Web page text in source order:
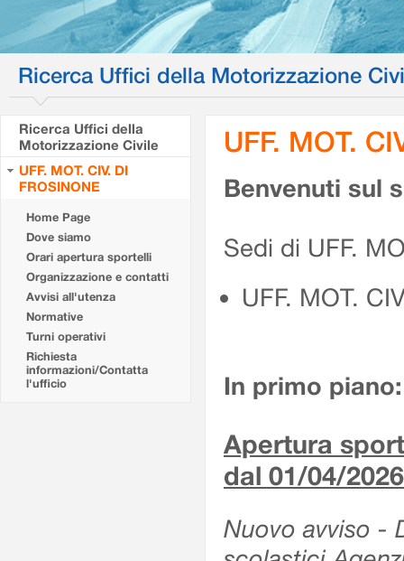
Ricerca Uffici della Motorizzazione
Ricerca Uffici della
Motorizzazione Civile
UFF. MOT. CIV. DI
FROSINONE
Home Page
Dove siamo
Orari apertura sportelli
Organizzazione e contatti
Avvisi all'utenza
Normative
Turni operativi
Richiesta
informazioni/Contatta
l'ufficio
UFF. MOT.
Benvenuti sul
Sedi di UFF.
UFF. MOT.
In primo piano:
Apertura
dal 01/04/2026
Nuovo avviso -